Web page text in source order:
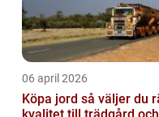
06 april 2026
Köpa jord så väljer du rätt